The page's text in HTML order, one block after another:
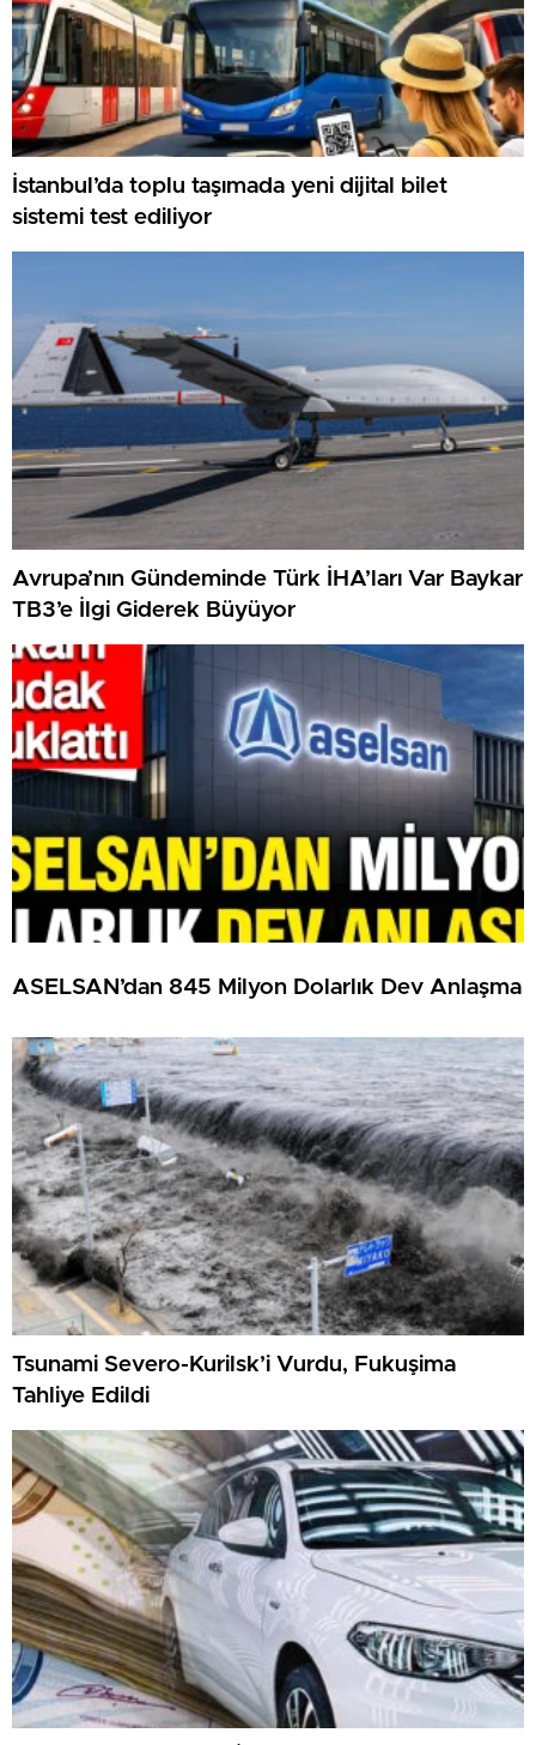
İstanbul’da toplu taşımada yeni dijital bilet
sistemi test ediliyor
Avrupa’nın Gündeminde Türk İHA’ları Var Baykar
TB3’e İlgi Giderek Büyüyor
ASELSAN’dan 845 Milyon Dolarlık Dev Anlaşma
Tsunami Severo-Kurilsk’i Vurdu, Fukuşima
Tahliye Edildi